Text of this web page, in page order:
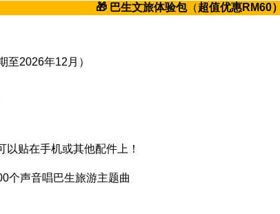
🎁 巴生文旅体验包（超值优惠RM60）
至2026年12月）
贴在手机或其他配件上！
个声音唱巴生旅游主题曲